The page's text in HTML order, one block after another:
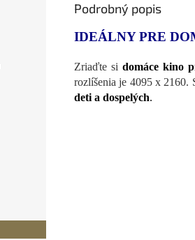
Podrobný popis
IDEÁLNY PRE
Zriaďte si domáce kino
rozlíšenia je 4095 x 2160.
deti a dospelých.